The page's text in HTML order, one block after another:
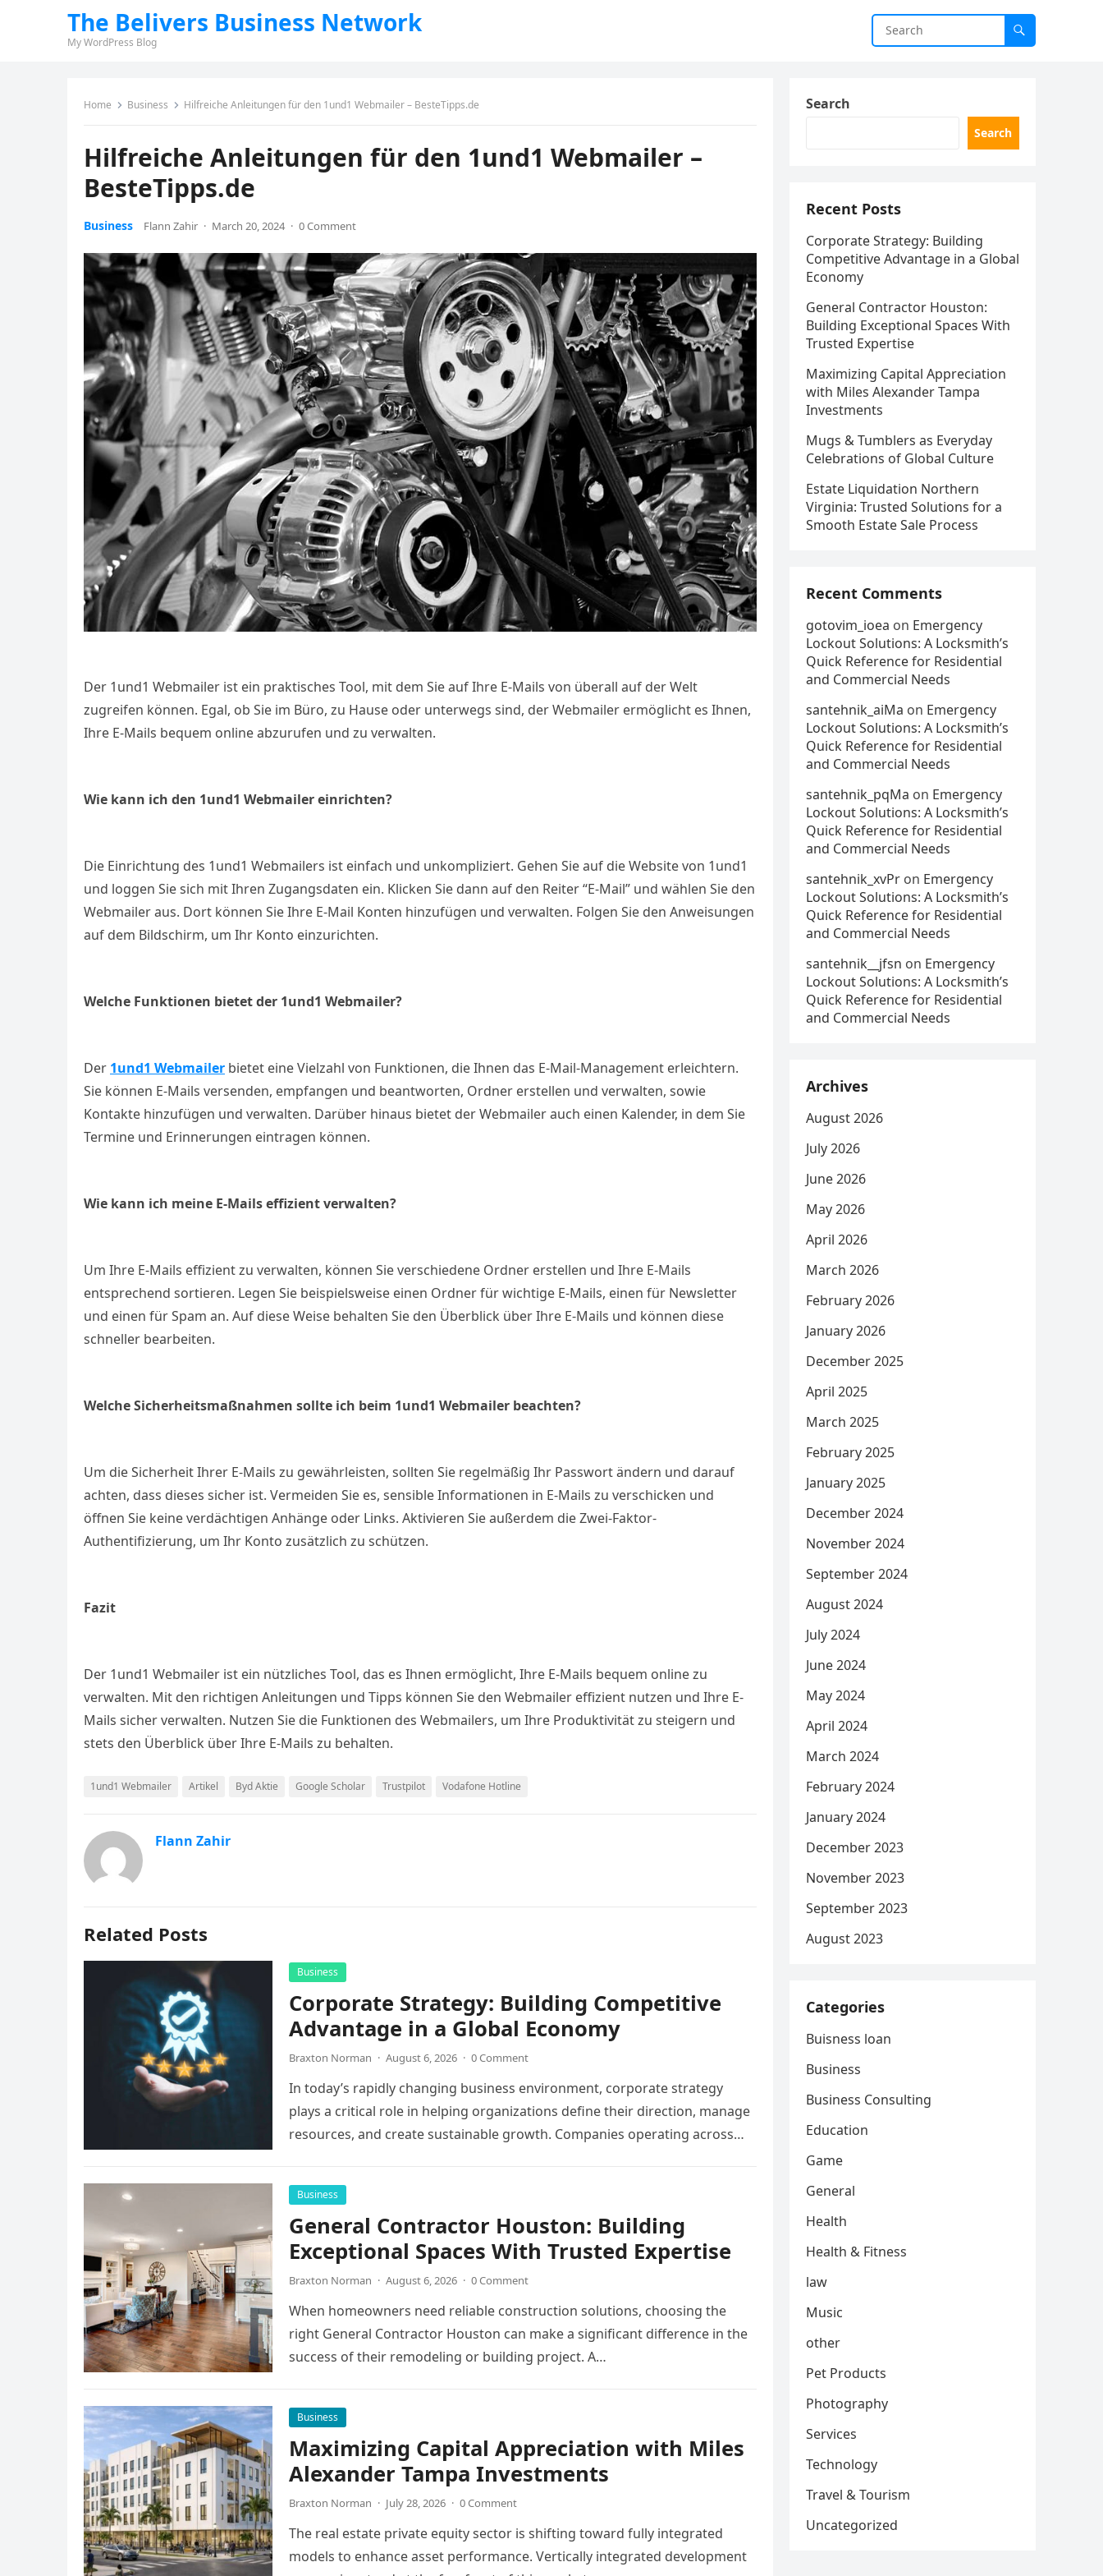
The Belivers Business Network
My WordPress Blog
Home Business Hilfreiche Anleitungen für den 1und1 Webmailer – BesteTipps.de
Hilfreiche Anleitungen für den 1und1 Webmailer –
BesteTipps.de
Business Flann Zahir · March 20, 2024 · 0 Comment
Der 1und1 Webmailer ist ein praktisches Tool, mit dem Sie auf Ihre E-Mails von überall auf der Welt
zugreifen können. Egal, ob Sie im Büro, zu Hause oder unterwegs sind, der Webmailer ermöglicht es Ihnen,
Ihre E-Mails bequem online abzurufen und zu verwalten.
Wie kann ich den 1und1 Webmailer einrichten?
Die Einrichtung des 1und1 Webmailers ist einfach und unkompliziert. Gehen Sie auf die Website von 1und1
und loggen Sie sich mit Ihren Zugangsdaten ein. Klicken Sie dann auf den Reiter “E-Mail” und wählen Sie den
Webmailer aus. Dort können Sie Ihre E-Mail Konten hinzufügen und verwalten. Folgen Sie den Anweisungen
auf dem Bildschirm, um Ihr Konto einzurichten.
Welche Funktionen bietet der 1und1 Webmailer?
Der 1und1 Webmailer bietet eine Vielzahl von Funktionen, die Ihnen das E-Mail-Management erleichtern.
Sie können E-Mails versenden, empfangen und beantworten, Ordner erstellen und verwalten, sowie
Kontakte hinzufügen und verwalten. Darüber hinaus bietet der Webmailer auch einen Kalender, in dem Sie
Termine und Erinnerungen eintragen können.
Wie kann ich meine E-Mails effizient verwalten?
Um Ihre E-Mails effizient zu verwalten, können Sie verschiedene Ordner erstellen und Ihre E-Mails
entsprechend sortieren. Legen Sie beispielsweise einen Ordner für wichtige E-Mails, einen für Newsletter
und einen für Spam an. Auf diese Weise behalten Sie den Überblick über Ihre E-Mails und können diese
schneller bearbeiten.
Welche Sicherheitsmaßnahmen sollte ich beim 1und1 Webmailer beachten?
Um die Sicherheit Ihrer E-Mails zu gewährleisten, sollten Sie regelmäßig Ihr Passwort ändern und darauf
achten, dass dieses sicher ist. Vermeiden Sie es, sensible Informationen in E-Mails zu verschicken und
öffnen Sie keine verdächtigen Anhänge oder Links. Aktivieren Sie außerdem die Zwei-Faktor-
Authentifizierung, um Ihr Konto zusätzlich zu schützen.
Fazit
Der 1und1 Webmailer ist ein nützliches Tool, das es Ihnen ermöglicht, Ihre E-Mails bequem online zu
verwalten. Mit den richtigen Anleitungen und Tipps können Sie den Webmailer effizient nutzen und Ihre E-
Mails sicher verwalten. Nutzen Sie die Funktionen des Webmailers, um Ihre Produktivität zu steigern und
stets den Überblick über Ihre E-Mails zu behalten.
1und1 Webmailer Artikel Byd Aktie Google Scholar Trustpilot Vodafone Hotline
Flann Zahir
Related Posts
Business
Corporate Strategy: Building Competitive
Advantage in a Global Economy
Braxton Norman · August 6, 2026 · 0 Comment
In today’s rapidly changing business environment, corporate strategy
plays a critical role in helping organizations define their direction, manage
resources, and create sustainable growth. Companies operating across…
Business
General Contractor Houston: Building
Exceptional Spaces With Trusted Expertise
Braxton Norman · August 6, 2026 · 0 Comment
When homeowners need reliable construction solutions, choosing the
right General Contractor Houston can make a significant difference in the
success of their remodeling or building project. A…
Business
Maximizing Capital Appreciation with Miles
Alexander Tampa Investments
Braxton Norman · July 28, 2026 · 0 Comment
The real estate private equity sector is shifting toward fully integrated
models to enhance asset performance. Vertically integrated development
Search
Search
Recent Posts
Corporate Strategy: Building
Competitive Advantage in a Global
Economy
General Contractor Houston:
Building Exceptional Spaces With
Trusted Expertise
Maximizing Capital Appreciation
with Miles Alexander Tampa
Investments
Mugs & Tumblers as Everyday
Celebrations of Global Culture
Estate Liquidation Northern
Virginia: Trusted Solutions for a
Smooth Estate Sale Process
Recent Comments
gotovim_ioea on Emergency
Lockout Solutions: A Locksmith’s
Quick Reference for Residential
and Commercial Needs
santehnik_aiMa on Emergency
Lockout Solutions: A Locksmith’s
Quick Reference for Residential
and Commercial Needs
santehnik_pqMa on Emergency
Lockout Solutions: A Locksmith’s
Quick Reference for Residential
and Commercial Needs
santehnik_xvPr on Emergency
Lockout Solutions: A Locksmith’s
Quick Reference for Residential
and Commercial Needs
santehnik__jfsn on Emergency
Lockout Solutions: A Locksmith’s
Quick Reference for Residential
and Commercial Needs
Archives
August 2026
July 2026
June 2026
May 2026
April 2026
March 2026
February 2026
January 2026
December 2025
April 2025
March 2025
February 2025
January 2025
December 2024
November 2024
September 2024
August 2024
July 2024
June 2024
May 2024
April 2024
March 2024
February 2024
January 2024
December 2023
November 2023
September 2023
August 2023
Categories
Buisness loan
Business
Business Consulting
Education
Game
General
Health
Health & Fitness
law
Music
other
Pet Products
Photography
Services
Technology
Travel & Tourism
Uncategorized